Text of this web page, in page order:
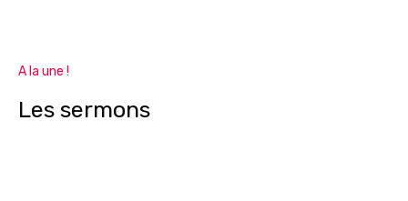
A la une !
Les sermons